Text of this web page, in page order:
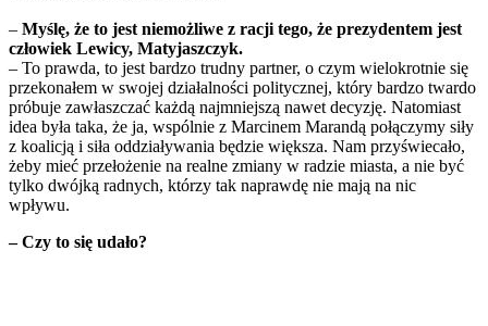
– Myślę, że to jest niemożliwe z racji tego, że prezydentem jest
człowiek Lewicy, Matyjaszczyk.
– To prawda, to jest bardzo trudny partner, o czym wielokrotnie się
przekonałem w swojej działalności politycznej, który bardzo twardo
próbuje zawłaszczać każdą najmniejszą nawet decyzję. Natomiast
idea była taka, że ja, wspólnie z Marcinem Marandą połączymy siły
z koalicją i siła oddziaływania będzie większa. Nam przyświecało,
żeby mieć przełożenie na realne zmiany w radzie miasta, a nie być
tylko dwójką radnych, którzy tak naprawdę nie mają na nic
wpływu.
– Czy to się udało?